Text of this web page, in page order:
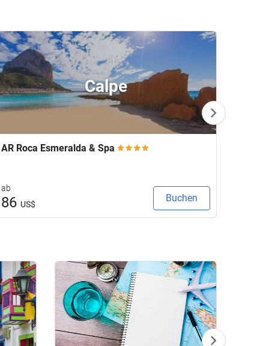
Calpe
AR Roca Esmeralda & Spa
ab
86 US$
Buchen